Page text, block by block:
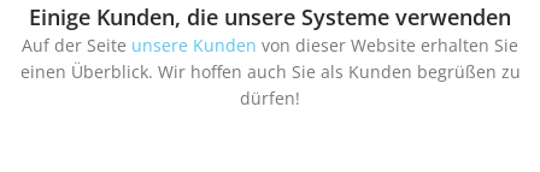
Einige Kunden, die unsere Systeme verwenden
Auf der Seite unsere Kunden von dieser Website erhalten Sie
einen Überblick. Wir hoffen auch Sie als Kunden begrüßen zu
dürfen!